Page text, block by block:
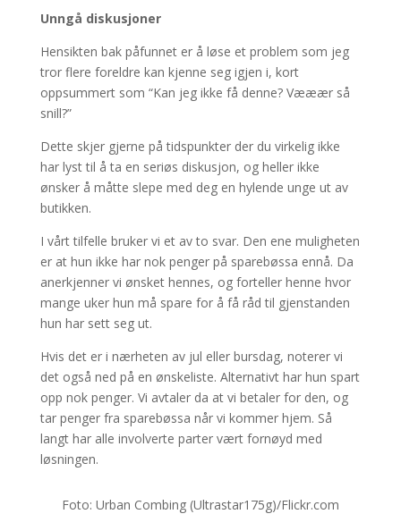
Unngå diskusjoner
Hensikten bak påfunnet er å løse et problem som jeg
tror flere foreldre kan kjenne seg igjen i, kort
oppsummert som “Kan jeg ikke få denne? Vææær så
snill?”
Dette skjer gjerne på tidspunkter der du virkelig ikke
har lyst til å ta en seriøs diskusjon, og heller ikke
ønsker å måtte slepe med deg en hylende unge ut av
butikken.
I vårt tilfelle bruker vi et av to svar. Den ene muligheten
er at hun ikke har nok penger på sparebøssa ennå. Da
anerkjenner vi ønsket hennes, og forteller henne hvor
mange uker hun må spare for å få råd til gjenstanden
hun har sett seg ut.
Hvis det er i nærheten av jul eller bursdag, noterer vi
det også ned på en ønskeliste. Alternativt har hun spart
opp nok penger. Vi avtaler da at vi betaler for den, og
tar penger fra sparebøssa når vi kommer hjem. Så
langt har alle involverte parter vært fornøyd med
løsningen.
Foto: Urban Combing (Ultrastar175g)/Flickr.com